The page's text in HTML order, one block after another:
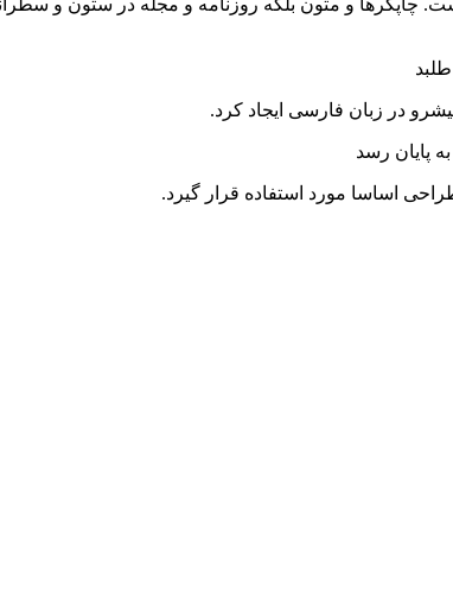
چاپگرها و متون بلکه روزنامه و مجله در ستون و
در زبان فارسی ایجاد کرد.
پایان رسد
اساسا مورد استفاده قرار گیرد.